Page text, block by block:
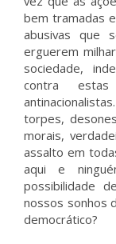
bem tramadas
abusivas que
erguerem
sociedade,
contra estas
torpes,
morais,
assalto em
aqui e
possibilidade
nossos sonhos
democrático?